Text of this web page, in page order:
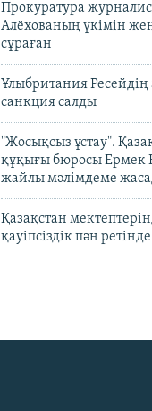
Прокуратура
Алёхованың үкімін
сұраған
Ұлыбритания Ресейдің
санкция салды
"Жосықсыз ұстау".
құқығы бюросы Ермек
жайлы мәлімдеме
Қазақстан
қауіпсіздік пән